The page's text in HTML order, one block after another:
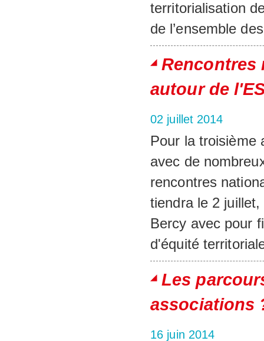
territorialisation
de l’ensemble
Rencontres
autour de
02 juillet 2014
Pour la troisième
avec de
rencontres
tiendra le 2 juillet,
Bercy avec pour
d'équité
Les
associations
16 juin 2014